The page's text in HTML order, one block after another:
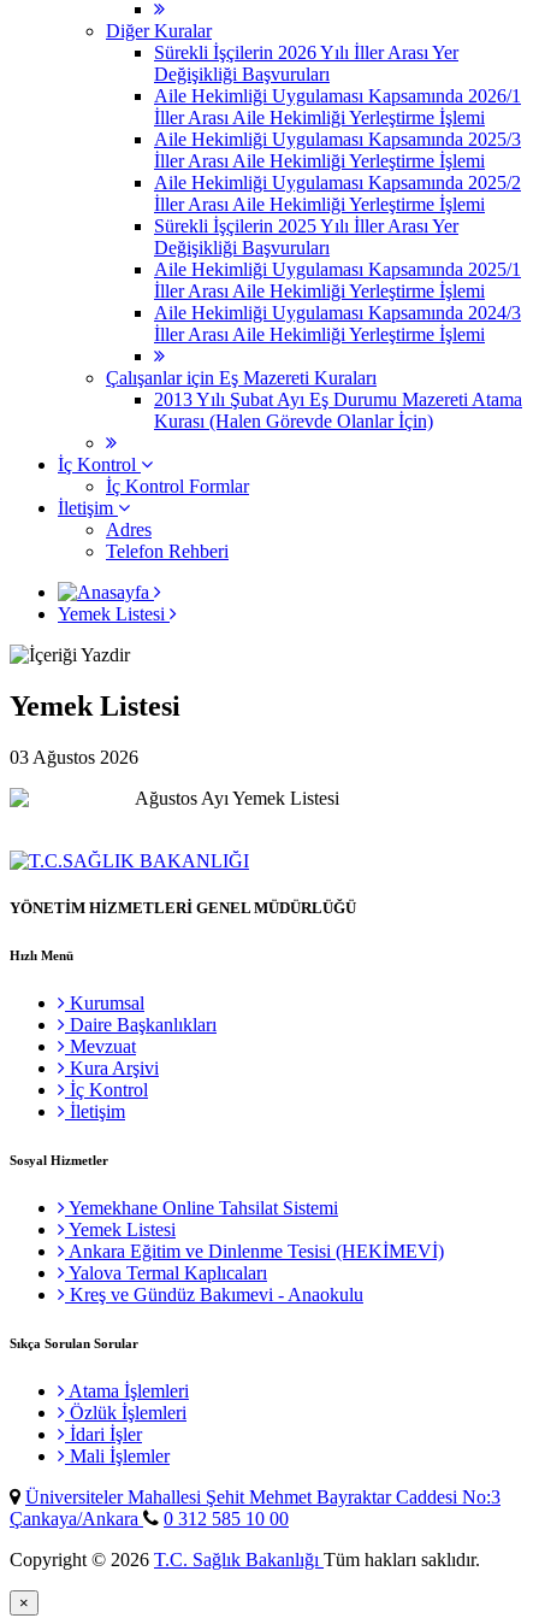
Diğer Kuralar
Sürekli İşçilerin 2026 Yılı İller Arası Yer
Değişikliği Başvuruları
Aile Hekimliği Uygulaması Kapsamında 2026/1
İller Arası Aile Hekimliği Yerleştirme İşlemi
Aile Hekimliği Uygulaması Kapsamında 2025/3
İller Arası Aile Hekimliği Yerleştirme İşlemi
Aile Hekimliği Uygulaması Kapsamında 2025/2
İller Arası Aile Hekimliği Yerleştirme İşlemi
Sürekli İşçilerin 2025 Yılı İller Arası Yer
Değişikliği Başvuruları
Aile Hekimliği Uygulaması Kapsamında 2025/1
İller Arası Aile Hekimliği Yerleştirme İşlemi
Aile Hekimliği Uygulaması Kapsamında 2024/3
İller Arası Aile Hekimliği Yerleştirme İşlemi
Çalışanlar için Eş Mazereti Kuraları
2013 Yılı Şubat Ayı Eş Durumu Mazereti Atama
Kurası (Halen Görevde Olanlar İçin)
İç Kontrol
İç Kontrol Formlar
İletişim
Adres
Telefon Rehberi
Yemek Listesi
Yemek Listesi
03 Ağustos 2026
YÖNETİM HİZMETLERİ GENEL MÜDÜRLÜĞÜ
Hızlı Menü
Kurumsal
Daire Başkanlıkları
Mevzuat
Kura Arşivi
İç Kontrol
İletişim
Sosyal Hizmetler
Yemekhane Online Tahsilat Sistemi
Yemek Listesi
Ankara Eğitim ve Dinlenme Tesisi (HEKİMEVİ)
Yalova Termal Kaplıcaları
Kreş ve Gündüz Bakımevi - Anaokulu
Sıkça Sorulan Sorular
Atama İşlemleri
Özlük İşlemleri
İdari İşler
Mali İşlemler
Üniversiteler Mahallesi Şehit Mehmet Bayraktar Caddesi No:3
Çankaya/Ankara
0 312 585 10 00
Copyright © 2026 T.C. Sağlık Bakanlığı Tüm hakları saklıdır.
×